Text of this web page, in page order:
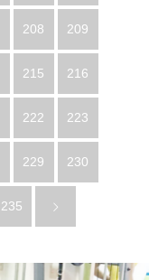
208 209
215 216
222 223
229 230
235